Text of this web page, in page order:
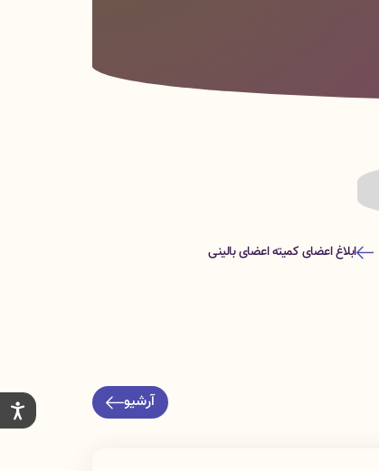
ابلاغ اعضای کمیته اعضای بالینی
آرشیو